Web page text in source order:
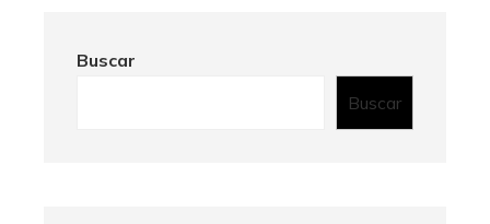
Buscar
Buscar